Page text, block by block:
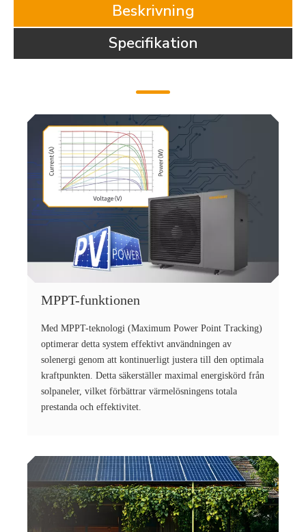
Beskrivning
Specifikation
MPPT-funktionen
Med MPPT-teknologi (Maximum Power Point Tracking)
optimerar detta system effektivt användningen av
solenergi genom att kontinuerligt justera till den optimala
kraftpunkten. Detta säkerställer maximal energiskörd från
solpaneler, vilket förbättrar värmelösningens totala
prestanda och effektivitet.